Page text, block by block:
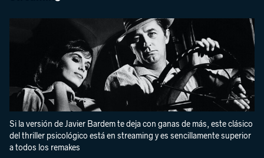
Si la versión de Javier Bardem te deja con ganas de más, este clásico
del thriller psicológico está en streaming y es sencillamente superior
a todos los remakes